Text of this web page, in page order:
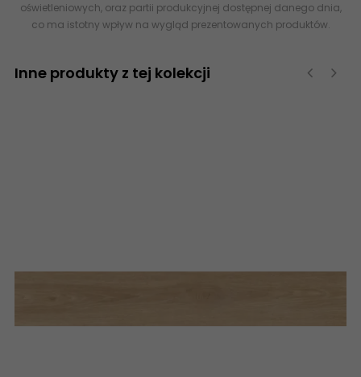
oświetleniowych, oraz partii produkcyjnej dostępnej danego dnia,
co ma istotny wpływ na wygląd prezentowanych produktów.
Inne produkty z tej kolekcji